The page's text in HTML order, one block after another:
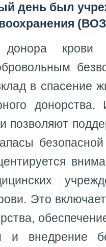
день был
крови
в спасение
позволяют
Это
и внедрение